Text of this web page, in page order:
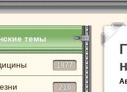
темы
1877
216